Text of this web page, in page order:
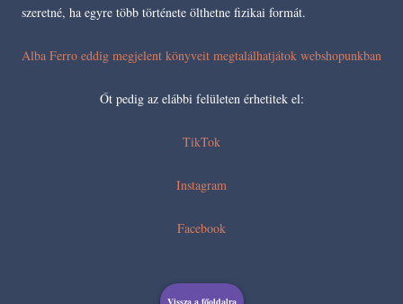
szeretné, ha egyre több története ölthetne fizikai formát.
Alba Ferro eddig megjelent könyveit megtalálhatjátok webshopunkban
Őt pedig az elábbi felületen érhetitek el:
TikTok
Instagram
Facebook
Vissza a főoldalra